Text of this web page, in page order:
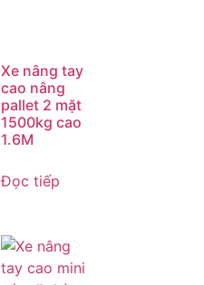
Xe nâng tay
cao nâng
pallet 2 mặt
1500kg cao
1.6M
Đọc tiếp